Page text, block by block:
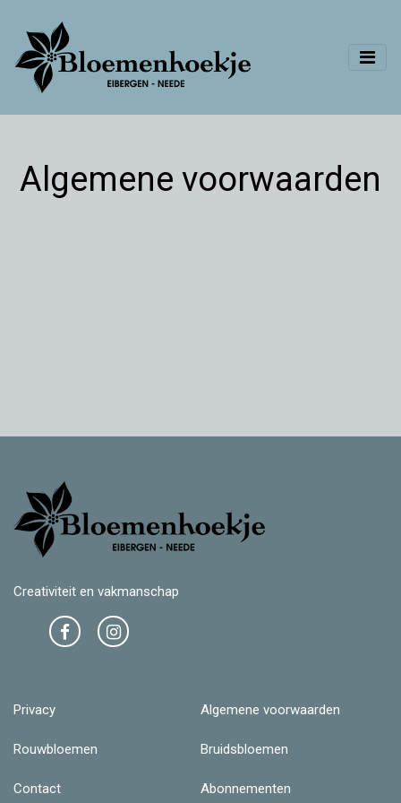
Algemene voorwaarden
Creativiteit en vakmanschap
Privacy Algemene voorwaarden
Rouwbloemen Bruidsbloemen
Contact Abonnementen